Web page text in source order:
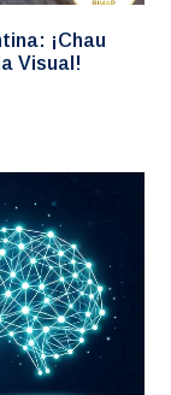
¡Chau
Visual!